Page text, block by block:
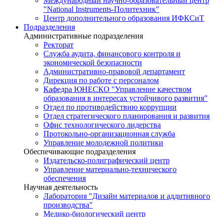
"National Instruments-Политехник"
Центр дополнительного образования ИФКСиТ
Подразделения
Административные подразделения
Ректорат
Служба аудита, финансового контроля и
экономической безопасности
Административно-правовой департамент
Дирекция по работе с персоналом
Кафедра ЮНЕСКО "Управление качеством
образования в интересах устойчивого развития"
Отдел по противодействию коррупции
Отдел стратегического планирования и развития
Офис технологического лидерства
Протокольно-организационная служба
Управление молодежной политики
Обеспечивающие подразделения
Издательско-полиграфический центр
Управление материально-технического
обеспечения
Научная деятельность
Лаборатория "Дизайн материалов и аддитивного
производства"
Медико-биологический центр